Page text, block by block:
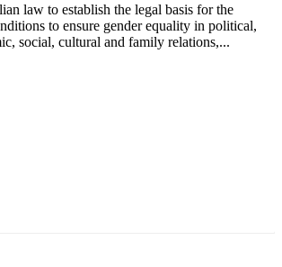
law to establish the legal basis for the
to ensure gender equality in political,
social, cultural and family relations,...